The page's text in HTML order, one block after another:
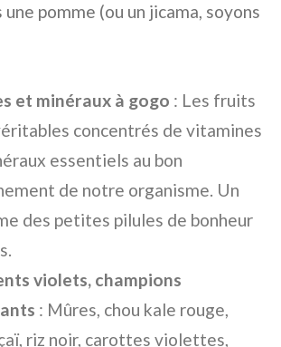
pomme (ou un jicama, soyons
et minéraux à gogo : Les fruits
concentrés de vitamines
essentiels au bon
de notre organisme. Un
des petites pilules de bonheur
violets, champions
: Mûres, chou kale rouge,
riz noir, carottes violettes,